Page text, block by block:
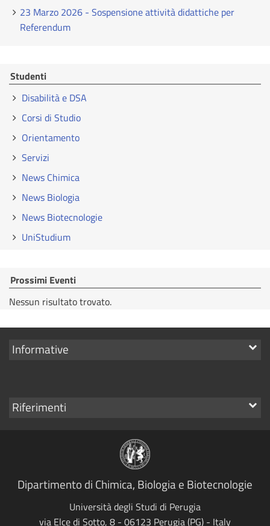
23 Marzo 2026 - Sospensione attività didattiche per
Referendum
Studenti
Disabilità e DSA
Corsi di Studio
Orientamento
Servizi
News Chimica
News Biologia
News Biotecnologie
UniStudium
Prossimi Eventi
Nessun risultato trovato.
Mostra
Informative
Mostra
Riferimenti
Dipartimento di Chimica, Biologia e Biotecnologie
Università degli Studi di Perugia
via Elce di Sotto, 8 - 06123 Perugia (PG) - Italy